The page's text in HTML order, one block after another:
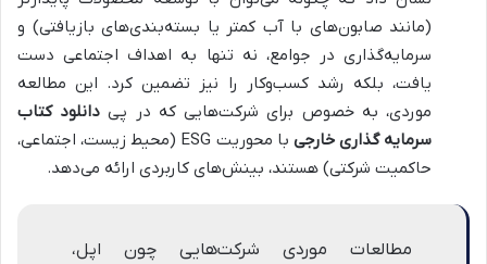
(مانند صابون‌های با آب کمتر یا بسته‌بندی‌های بازیافتی) و
سرمایه‌گذاری در جوامع، نه تنها به اهداف اجتماعی دست
یافت، بلکه رشد کسب‌وکار را نیز تضمین کرد. این مطالعه
موردی، به خصوص برای شرکت‌هایی که در پی دانلود کتاب
سرمایه گذاری خارجی
با محوریت ESG (محیط زیست، اجتماعی،
حاکمیت شرکتی) هستند، بینش‌های کاربردی ارائه می‌دهد.
مطالعات موردی شرکت‌هایی چون اپل،